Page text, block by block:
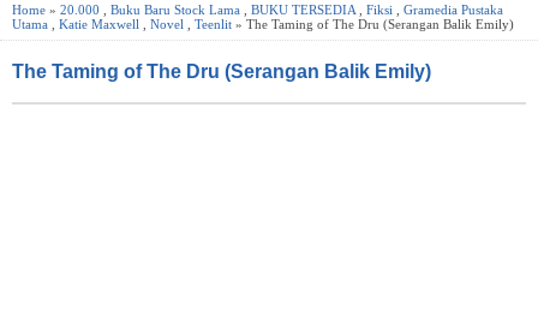
Home » 20.000 Buku Baru Stock Lama BUKU TERSEDIA Fiksi
Gramedia Pustaka
Utama
Katie Maxwell Novel Teenlit » The Taming of The Dru (Serangan Balik Emily)
The Taming of The Dru (Serangan Balik Emily)